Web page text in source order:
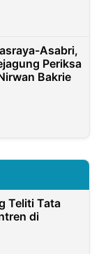
Asabri,
Periksa
Bakrie
Teliti Tata
di